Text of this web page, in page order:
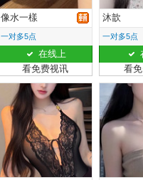
像水一樣
一对多5点
在线上
看免费视讯
沐歆
一对多5点
看